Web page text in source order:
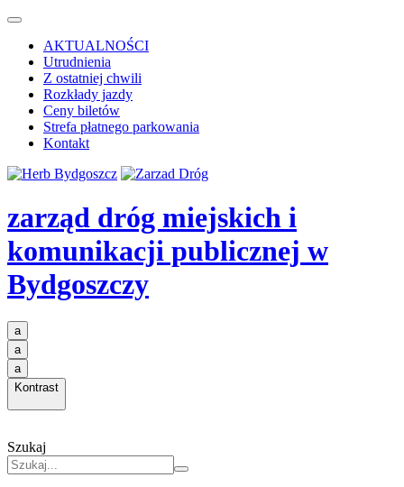
AKTUALNOŚCI
Utrudnienia
Z ostatniej chwili
Rozkłady jazdy
Ceny biletów
Strefa płatnego parkowania
Kontakt
zarząd dróg miejskich i
komunikacji publicznej w
Bydgoszczy
a
a
a
Kontrast
Szukaj